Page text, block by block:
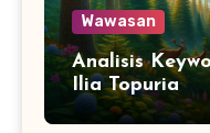
Wawasan
Analisis
Ilia Topuria